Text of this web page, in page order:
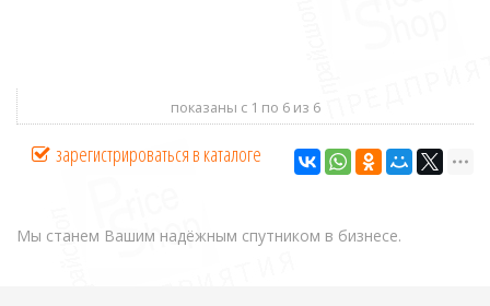
показаны с 1 по 6 из 6
зарегистрироваться в каталоге
Мы станем Вашим надёжным спутником в бизнесе.